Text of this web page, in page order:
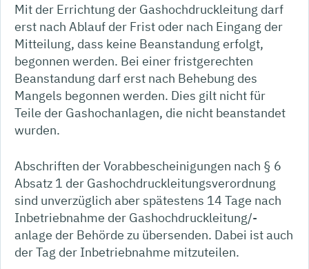
Mit der Errichtung der Gashochdruckleitung darf
erst nach Ablauf der Frist oder nach Eingang der
Mitteilung, dass keine Beanstandung erfolgt,
begonnen werden. Bei einer fristgerechten
Beanstandung darf erst nach Behebung des
Mangels begonnen werden. Dies gilt nicht für
Teile der Gashochanlagen, die nicht beanstandet
wurden.
Abschriften der Vorabbescheinigungen nach § 6
Absatz 1 der Gashochdruckleitungsverordnung
sind unverzüglich aber spätestens 14 Tage nach
Inbetriebnahme der Gashochdruckleitung/-
anlage der Behörde zu übersenden. Dabei ist auch
der Tag der Inbetriebnahme mitzuteilen.